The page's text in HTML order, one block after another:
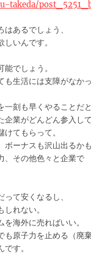
あるでしょう、
いんです。
でしょう。
生活には支障がなかっ
刻も早くやることだと
業がどんどん参入して
てもらって。
ーナスも沢山出るか
、その他色々と企業で
て安くなるし、
れない。
海外に売ればいい。
も原子力を止める（廃
す。